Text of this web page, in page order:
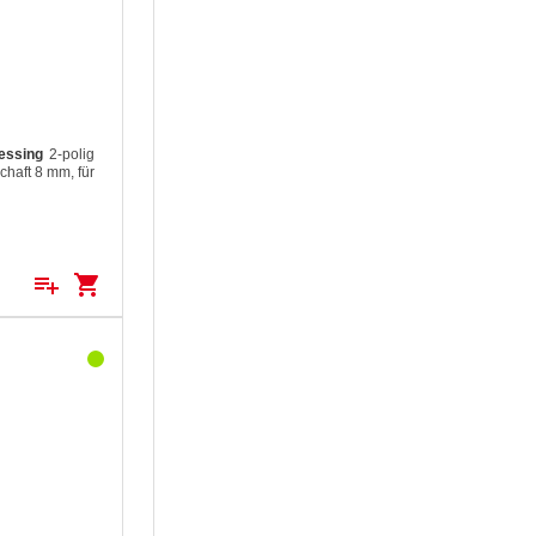
2-polig
8 mm, für
playlist_add shopping_cart